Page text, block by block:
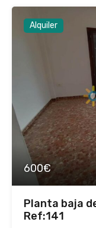
Alquiler
600€
Planta baja
Ref:141